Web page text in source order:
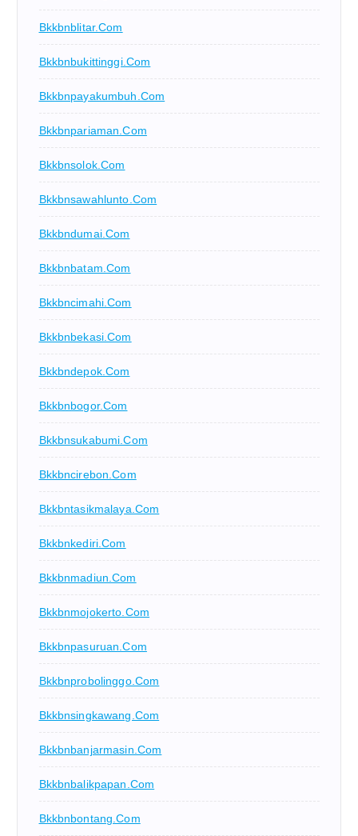
Bkkbnblitar.com
Bkkbnbukittinggi.com
Bkkbnpayakumbuh.com
Bkkbnpariaman.com
Bkkbnsolok.com
Bkkbnsawahlunto.com
Bkkbndumai.com
Bkkbnbatam.com
Bkkbncimahi.com
Bkkbnbekasi.com
Bkkbndepok.com
Bkkbnbogor.com
Bkkbnsukabumi.com
Bkkbncirebon.com
Bkkbntasikmalaya.com
Bkkbnkediri.com
Bkkbnmadiun.com
Bkkbnmojokerto.com
Bkkbnpasuruan.com
Bkkbnprobolinggo.com
Bkkbnsingkawang.com
Bkkbnbanjarmasin.com
Bkkbnbalikpapan.com
Bkkbnbontang.com